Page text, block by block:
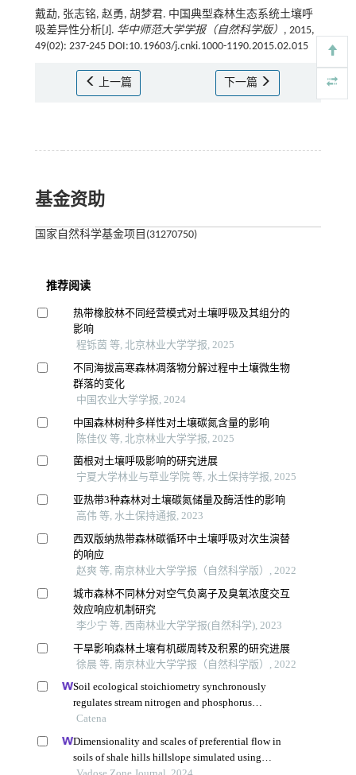
戴勐, 张志铭, 赵勇, 胡梦君. 中国典型森林生态系统土壤呼
吸差异性分析[J]. 华中师范大学学报（自然科学版） , 2015,
49(02): 237-245 DOI:10.19603/j.cnki.1000-1190.2015.02.015
上一篇 下一篇
基金资助
国家自然科学基金项目(31270750)